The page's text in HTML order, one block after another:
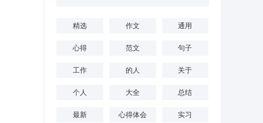
精选 作文 通用
心得 范文 句子
工作 的人 关于
个人 大全 总结
最新 心得体会 实习